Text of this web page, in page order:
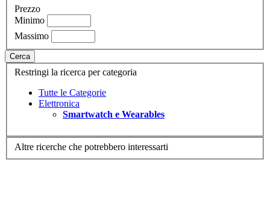
Prezzo
Minimo
Massimo
Cerca
Restringi la ricerca per categoria
Tutte le Categorie
Elettronica
Smartwatch e Wearables
Altre ricerche che potrebbero interessarti